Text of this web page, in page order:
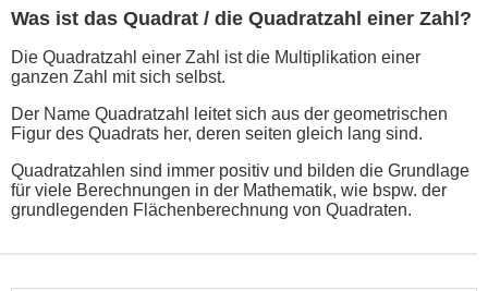
Was ist das Quadrat / die Quadratzahl einer Zahl?
Die Quadratzahl einer Zahl ist die Multiplikation einer
ganzen Zahl mit sich selbst.
Der Name Quadratzahl leitet sich aus der geometrischen
Figur des Quadrats her, deren seiten gleich lang sind.
Quadratzahlen sind immer positiv und bilden die Grundlage
für viele Berechnungen in der Mathematik, wie bspw. der
grundlegenden Flächenberechnung von Quadraten.